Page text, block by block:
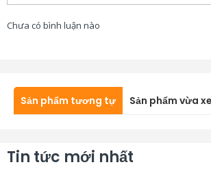
Chưa có bình luận nào
Sản phẩm tương tự Sản phẩm vừa
Tin tức mới nhất